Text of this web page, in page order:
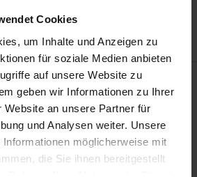
Cookies
um Inhalte und Anzeigen zu
für soziale Medien anbieten
auf unsere Website zu
geben wir Informationen zu Ihrer
Website an unsere Partner für
und Analysen weiter. Unsere
möglicherweise mit
die Sie ihnen bereitgestellt
am Menschen
der unbekannten
hohen medizinischen